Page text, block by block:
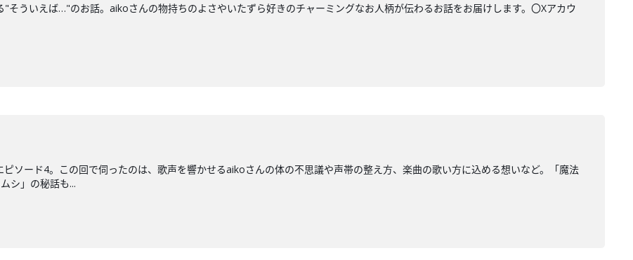
"そういえば…"のお話。aikoさんの物持ちのよさやいたずら好きのチャーミングなお人柄が伝わるお話をお届けします。〇Xアカウ
ソード4。この回で伺ったのは、歌声を響かせるaikoさんの体の不思議や声帯の整え方、楽曲の歌い方に込める想いなど。「魔法
シ」の秘話も...